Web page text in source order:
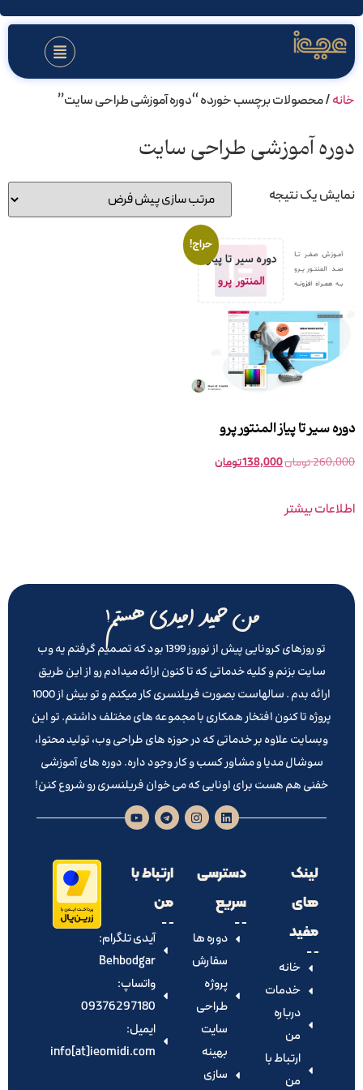
خانه/ محصولات برچسب خورده “دوره آموزشی طراحی سایت”
دوره آموزشی طراحی سایت
نمایش یک نتیجه
حراج!
دوره سیر تا پیاز المنتور پرو
260,000تومان138,000تومان
اطلاعات بیشتر
من حمید امیدی هستم!
تو روزهای کرونایی پیش از نوروز 1399 بود که تصمیم گرفتم یه وب
سایت بزنم و کلیه خدماتی که تا کنون ارائه میدادم رو از این طریق
ارائه بدم . سالهاست بصورت فریلنسری کار میکنم و تو بیش از 1000
پروژه تا کنون افتخار همکاری با مجموعه های مختلف داشتم. تو این
وبسایت علاوه بر خدماتی که در حوزه های طراحی وب، تولید محتوا،
سوشال مدیا و مشاور کسب و کار وجود داره. دوره های آموزشی
خفنی هم هست برای اونایی که می خوان فریلنسری رو شروع کنن!
لینک
های
مفید
خانه
خدمات
درباره
من
ارتباط با
من
دسترسی
سریع
دوره ها
سفارش
پروژه
طراحی
سایت
بهینه
سازی
ارتباط با
من
آیدی تلگرام:‌
Behbodgar
واتساپ:
09376297180
ایمیل:
info[at]ieomidi.com